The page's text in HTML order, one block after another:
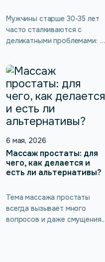
Мужчины старше 30-35 лет
часто сталкиваются с
деликатными проблемами: от
туалет и недержания до
снижения либидо и
эректильной дисфункции. Но
мало кто знает, что многие
нарушения в интимной сфере
можно предотвратить и
устранить с помощью
современных тренажёров
Кегеля. Такие тренировки
помогают укрепить и
вернуть силы мышцам
мочеиспускание, вернуть
сексуальное […]
6 мая, 2026
Массаж простаты: для
чего, как делается и
есть ли альтернативы?
Тема массажа простаты
всегда вызывает много
вопросов и даже смущения.